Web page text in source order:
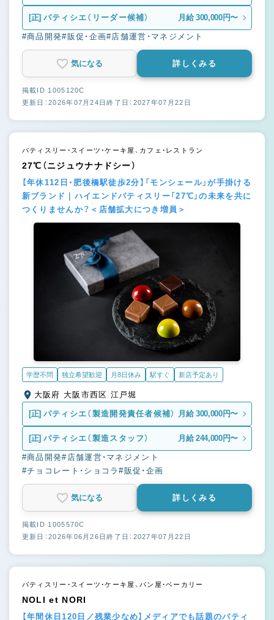
[正] パティシエ（リーダー候補） 月給 300,000円〜
#商品開発#販促・企画#店舗運営・マネジメント
気になる 詳しくみる
掲載ID 1005120C
更新日：2026年07月24日終了日：2027年07月22日
パティスリー・スイーツ・ケーキ屋、カフェ・レストラン
27℃（ニジュウナナドシー）
【年休112日・肥後橋駅徒歩2分】「モンシェール」が手掛ける
新ブランド｜ハイエンドパティスリー「27℃」の未来を共に
つくりませんか？＜店舗拡大につき増員＞
学歴不問 独立希望歓迎 月8日休み 駅すぐ 新店予定あり
大阪府 大阪市西区 江戸堀
[正] パティシエ（製造開発責任者候補） 月給 300,000円〜
[正] パティシエ（製造スタッフ） 月給 244,000円〜
#商品開発#店舗運営・マネジメント
#チョコレート・ショコラ#販促・企画
気になる 詳しくみる
掲載ID 1005570C
更新日：2026年06月26日終了日：2027年07月22日
パティスリー・スイーツ・ケーキ屋、パン屋・ベーカリー
NOLI et NORI
【年間休日120日／残業少なめ】メディアでも話題のパティ